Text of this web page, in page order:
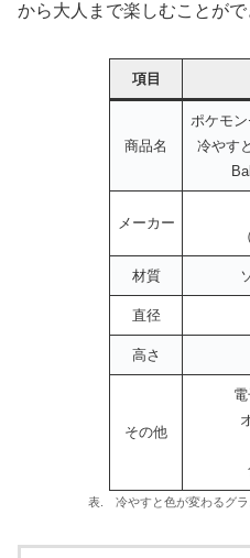
から大人まで楽しむことがで
項目
商品名
ポケモ
冷やす
メーカー
材質
直径
高さ
その他
表. 冷やすと色が変わるグラ